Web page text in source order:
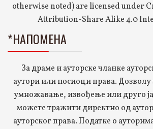
otherwise noted) are licensed under
Attribution-Share Alike 4.0
*НАПОМЕНА
За драме и ауторске чланке
аутори или носиоци права. Дозволу
умножавање, извођење или друго
можете тражити директно од
ауторског права. Податке о